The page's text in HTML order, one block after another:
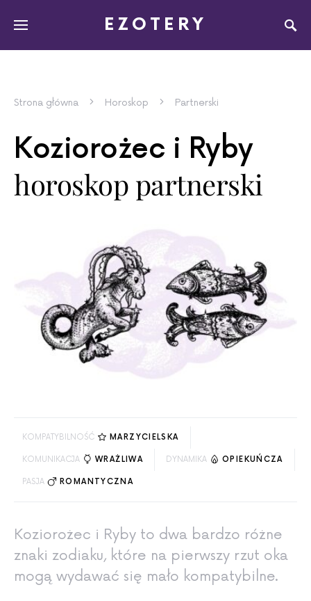
EZOTERY
Strona główna Horoskop Partnerski
Koziorożec i Ryby
horoskop partnerski
KOMPATYBILNOŚĆ MARZYCIELSKA
KOMUNIKACJA WRAŻLIWA DYNAMIKA OPIEKUŃCZA
PASJA ROMANTYCZNA
Koziorożec i Ryby to dwa bardzo różne
znaki zodiaku, które na pierwszy rzut oka
mogą wydawać się mało kompatybilne.